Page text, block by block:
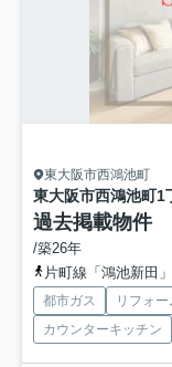
東大阪市西鴻池町
東大阪市西鴻池町1
過去掲載物件
/築26年
片町線「鴻池新田
都市ガス リフォ
カウンターキッチン